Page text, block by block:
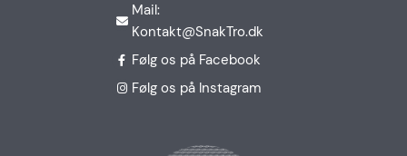
Mail:
Kontakt@SnakTro.dk
Følg os på Facebook
Følg os på Instagram